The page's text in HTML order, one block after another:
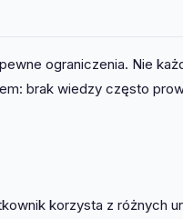
ograniczenia. Nie
brak wiedzy często
korzysta z różnych